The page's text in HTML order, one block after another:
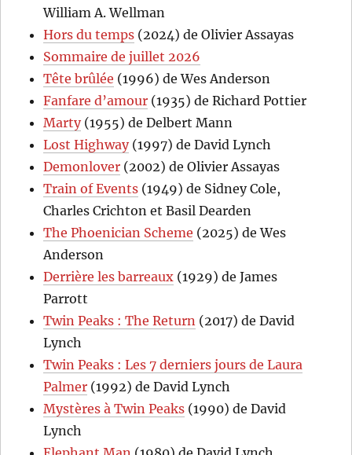
William A. Wellman
Hors du temps (2024) de Olivier Assayas
Sommaire de juillet 2026
Tête brûlée (1996) de Wes Anderson
Fanfare d’amour (1935) de Richard Pottier
Marty(1955) de Delbert Mann
Lost Highway(1997) de David Lynch
Demonlover (2002) de Olivier Assayas
Train of Events (1949) de Sidney Cole,
Charles Crichton et Basil Dearden
The Phoenician Scheme (2025) de Wes
Anderson
Derrière les barreaux (1929) de James
Parrott
Twin Peaks : The Return (2017) de David
Lynch
Twin Peaks : Les 7 derniers jours de Laura
Palmer (1992) de David Lynch
Mystères à Twin Peaks (1990) de David
Lynch